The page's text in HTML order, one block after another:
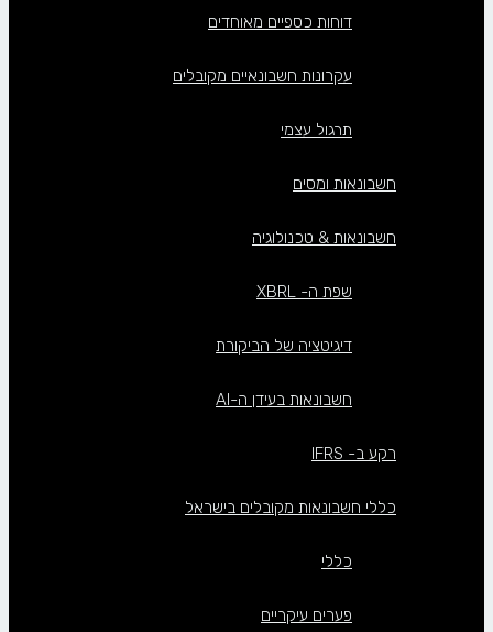
דוחות כספיים מאוחדים
עקרונות חשבונאיים מקובלים
תרגול עצמי
חשבונאות ומסים
חשבונאות & טכנולוגיה
שפת ה- XBRL
דיגיטציה של הביקורת
חשבונאות בעידן ה-AI
רקע ב- IFRS
כללי חשבונאות מקובלים בישראל
כללי
פערים עיקריים